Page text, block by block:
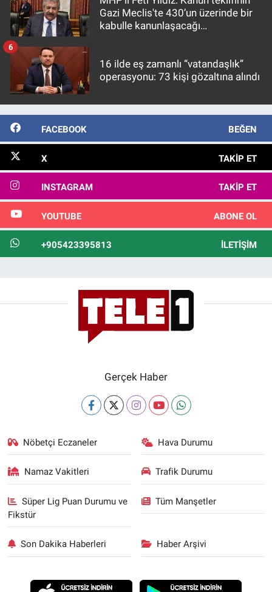
Gazi Meclis'te 430’un üzerinde bir
kabulle kanunlaşacağı
16 ilde eş zamanlı “vatandaşlık”
operasyonu: 73 kişi gözaltına alındı
6
FACEBOOK BEĞEN
X TAKIP ET
INSTAGRAM TAKIP ET
YOUTUBE ABONE OL
+905423395813 İLETIŞIM
Gerçek Haber
Nöbetçi Eczaneler Hava Durumu
Namaz Vakitleri Trafik Durumu
Süper Lig Puan Durumu ve
Fikstür
Tüm Manşetler
Son Dakika Haberleri Haber Arşivi